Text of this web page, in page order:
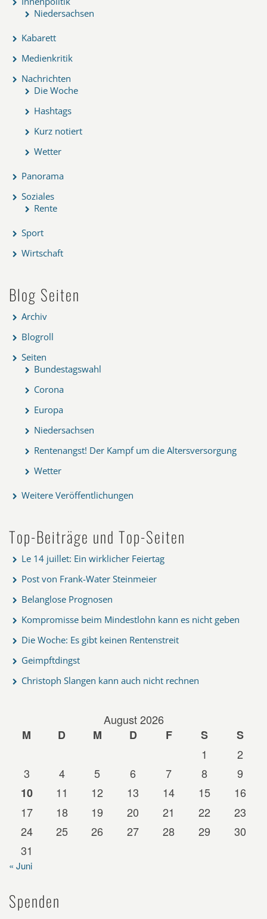
Niedersachsen
Kabarett
Medienkritik
Nachrichten
Die Woche
Hashtags
Kurz notiert
Wetter
Panorama
Soziales
Rente
Sport
Wirtschaft
Blog Seiten
Archiv
Blogroll
Seiten
Bundestagswahl
Corona
Europa
Niedersachsen
Rentenangst! Der Kampf um die Altersversorgung
Wetter
Weitere Veröffentlichungen
Top-Beiträge und Top-Seiten
Le 14 juillet: Ein wirklicher Feiertag
Post von Frank-Water Steinmeier
Belanglose Prognosen
Kompromisse beim Mindestlohn kann es nicht geben
Die Woche: Es gibt keinen Rentenstreit
Geimpftdingst
Christoph Slangen kann auch nicht rechnen
August 2026
M
D M D F S
S
1
2
3
4 5 6 7 8
9
10
11 12 13 14 15
16
17
18 19 20 21 22
23
24
25 26 27 28 29
30
31
« Juni
Spenden